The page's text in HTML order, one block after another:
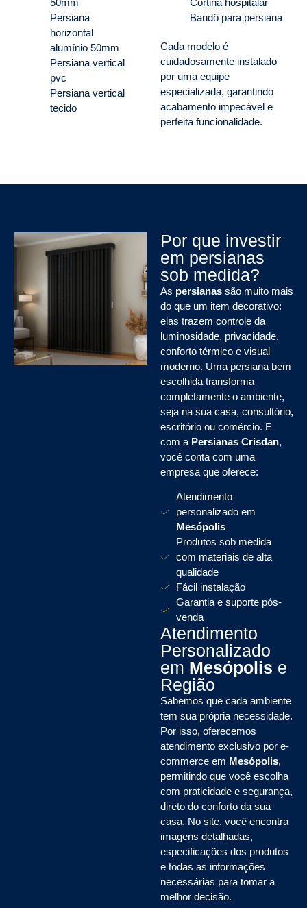
50mm
Persiana
horizontal
alumínio 50mm
Persiana vertical
pvc
Persiana vertical
tecido
Cortina hospitalar
Bandô para persiana
Cada modelo é
cuidadosamente instalado
por uma equipe
especializada, garantindo
acabamento impecável e
perfeita funcionalidade.
Por que investir
em persianas
sob medida?
As persianas são muito mais
do que um item decorativo:
elas trazem controle da
luminosidade, privacidade,
conforto térmico e visual
moderno. Uma persiana bem
escolhida transforma
completamente o ambiente,
seja na sua casa, consultório,
escritório ou comércio. E
com a Persianas Crisdan,
você conta com uma
empresa que oferece:
Atendimento
personalizado em
Mesópolis
Produtos sob medida
com materiais de alta
qualidade
Fácil instalação
Garantia e suporte pós-
venda
Atendimento
Personalizado
em Mesópolis e
Região
Sabemos que cada ambiente
tem sua própria necessidade.
Por isso, oferecemos
atendimento exclusivo por e-
commerce em Mesópolis,
permitindo que você escolha
com praticidade e segurança,
direto do conforto da sua
casa. No site, você encontra
imagens detalhadas,
especificações dos produtos
e todas as informações
necessárias para tomar a
melhor decisão.